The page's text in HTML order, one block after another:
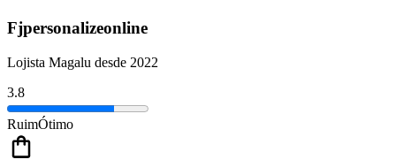
Fjpersonalizeonline
Lojista Magalu desde 2022
3.8
RuimÓtimo